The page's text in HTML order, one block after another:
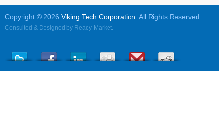
Copyright © 2026 Viking Tech Corporation. All Rights Reserved.
Consulted & Designed by Ready-Market.